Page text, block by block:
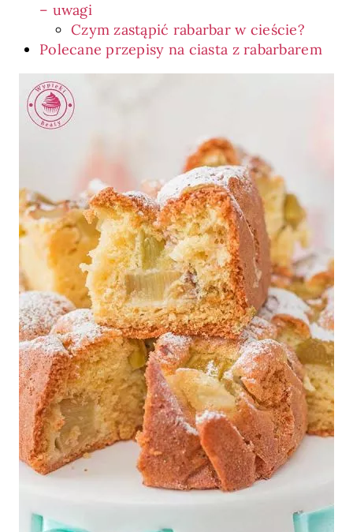
– uwagi
Czym zastąpić rabarbar w cieście?
Polecane przepisy na ciasta z rabarbarem